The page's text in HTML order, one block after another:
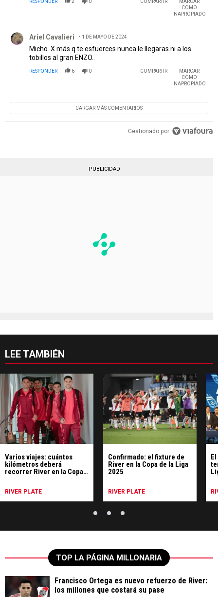
RESPONDER 2 0 COMPARTIR
MARCAR
COMO
INAPROPIADO
Ariel Cavalieri 1 DE MAYO DE 2024
Micho. X más q te esfuerces nunca le llegaras ni a los
tobillos al gran ENZO..
RESPONDER 6 0 COMPARTIR
MARCAR
COMO
INAPROPIADO
CARGAR MÁS COMENTARIOS
Gestionado por
PUBLICIDAD
LEE TAMBIÉN
Varios viajes: cuántos
kilómetros deberá
recorrer River en la Copa
RIVER PLATE
Confirmado: el fixture de
River en la Copa de la Liga
2025
RIVER PLATE
TOP LA PÁGINA MILLONARIA
Francisco Ortega es nuevo refuerzo de River:
los millones que costará su pase